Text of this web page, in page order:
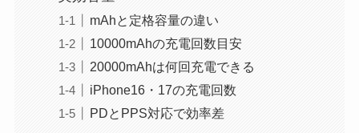
mAhと定格容量の違い
10000mAhの充電回数目安
20000mAhは何回充電できる
iPhone16・17の充電回数
PDとPPS対応で効率差